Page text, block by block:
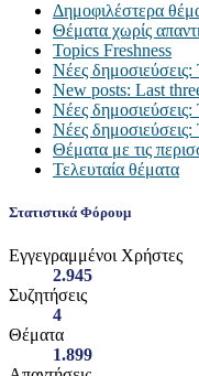
Δημοφιλέστερα
Θέματα χωρίς
Topics Freshness
Νέες δημοσιεύσεις:
New posts: Last
Νέες
Νέες
Θέματα με τις
Τελευταία θέματα
Στατιστικά Φόρουμ
Εγγεγραμμένοι Χρήστες
2.945
Συζητήσεις
4
Θέματα
1.899